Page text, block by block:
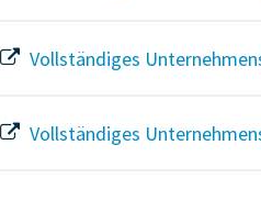
Vollständiges
Vollständiges